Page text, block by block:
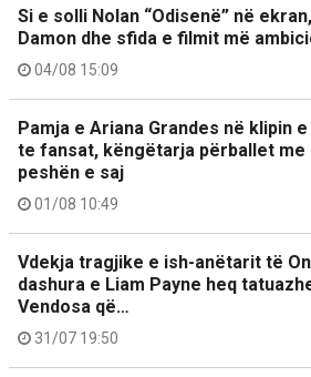
Si e solli Nolan “Odisenë” në
Damon dhe sfida e filmit më
04/08 15:09
Pamja e Ariana Grandes në klipin
te fansat, këngëtarja përballet me
peshën e saj
01/08 10:49
Vdekja tragjike e ish-anëtarit të
dashura e Liam Payne heq
Vendosa që…
31/07 19:50